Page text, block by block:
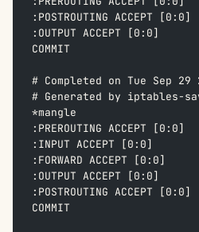
:POSTROUTING ACCEPT [0:0]
:OUTPUT ACCEPT [0:0]
COMMIT
# Completed on Tue Sep
# Generated by iptables-
*mangle
:PREROUTING ACCEPT [0:0]
:INPUT ACCEPT [0:0]
:FORWARD ACCEPT [0:0]
:OUTPUT ACCEPT [0:0]
:POSTROUTING ACCEPT [0:0]
COMMIT